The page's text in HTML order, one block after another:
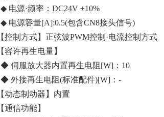
◆ 电源·频率：DC24V ±10%
◆ 电源容量[A]:0.5(包含CN8接头信号)
【控制方式】正弦波PWM控制·电流控制方式
【容许再生电量】
◆ 伺服放大器内置再生电阻[W]：10
◆ 外接再生电阻(标准配件)[W]：-
【动态制动器】内置
【通信功能】